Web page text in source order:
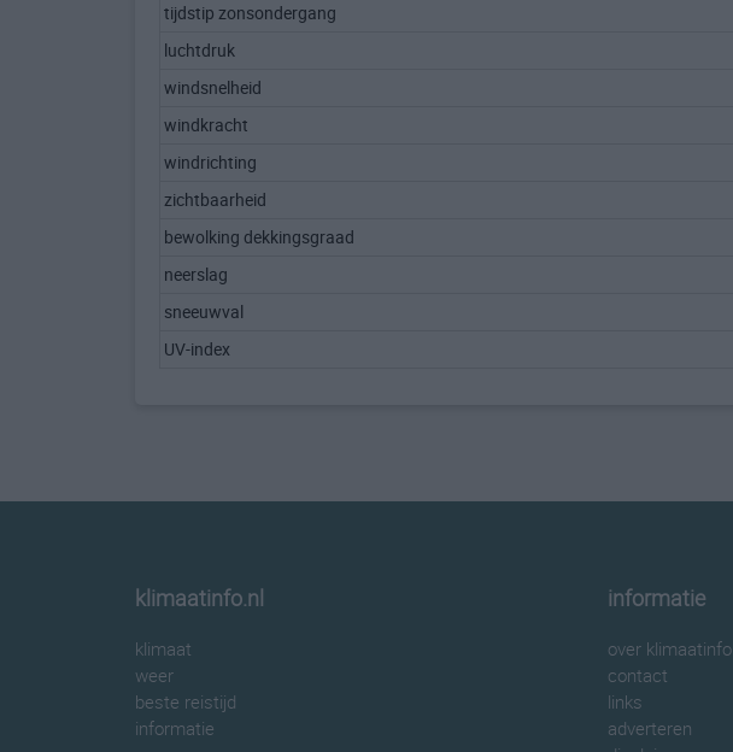
tijdstip zonsondergang
luchtdruk
windsnelheid
windkracht
windrichting
zichtbaarheid
bewolking dekkingsgraad
neerslag
sneeuwval
UV-index
klimaatinfo.nl
klimaat
weer
beste reistijd
informatie
informatie
over klimaatinfo
contact
links
adverteren